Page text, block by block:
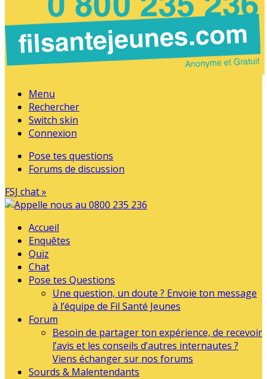
Menu
Rechercher
Switch skin
Connexion
Pose tes questions
Forums de discussion
FSJ chat »
Accueil
Enquêtes
Quiz
Chat
Pose tes Questions
Une question, un doute ? Envoie ton message
à l’équipe de Fil Santé Jeunes
Forum
Besoin de partager ton expérience, de recevoir
l’avis et les conseils d’autres internautes ?
Viens échanger sur nos forums
Sourds & Malentendants